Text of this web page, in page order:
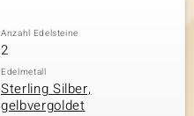
Anzahl Edelsteine
2
Edelmetall
Sterling Silber,
gelbvergoldet